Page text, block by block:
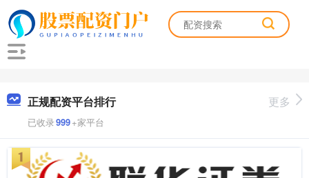
正规配资平台排行
已收录999+家平台
更多